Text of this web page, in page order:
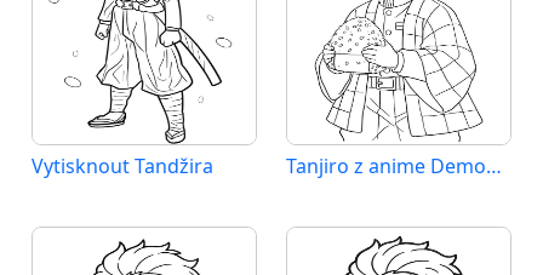
Vytisknout Tandžira Tanjiro z anime Demon Slayer